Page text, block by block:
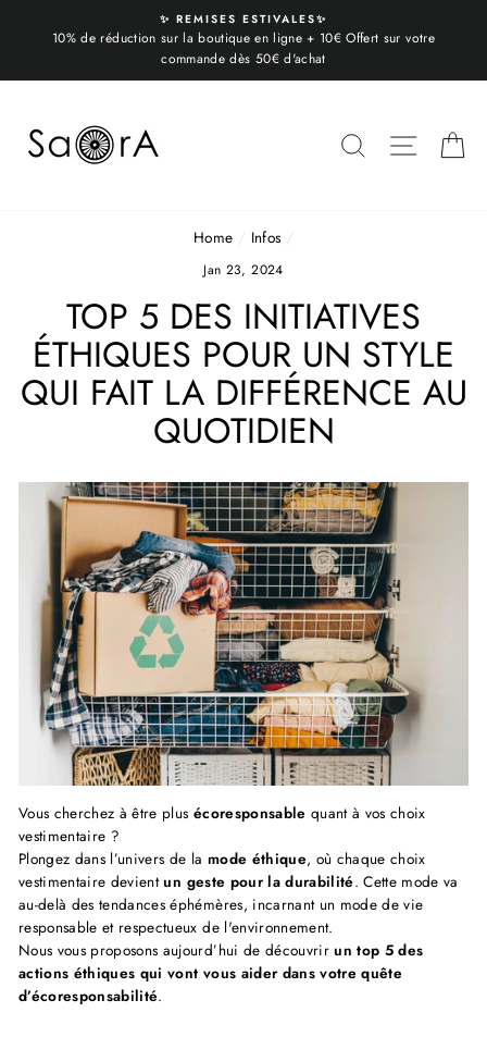
✨ REMISES ESTIVALES✨
10% de réduction sur la boutique en ligne + 10€ Offert sur votre
commande dès 50€ d'achat
SEARCHSITE
Home / Infos /
Jan 23, 2024
TOP 5 DES INITIATIVES
ÉTHIQUES POUR UN STYLE
QUI FAIT LA DIFFÉRENCE AU
QUOTIDIEN
Vous cherchez à être plus écoresponsable quant à vos choix
vestimentaire ?
Plongez dans l’univers de la mode éthique, où chaque choix
vestimentaire devientun geste pour la durabilité. Cette mode va
au-delà des tendances éphémères, incarnant un mode de vie
responsable et respectueux de l'environnement.
Nous vous proposons aujourd’hui de découvrirun top 5 des
actions éthiques qui vont vous aider dans votre quête
d’écoresponsabilité.